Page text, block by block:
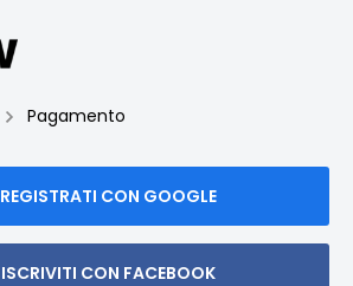
Pagamento
REGISTRATI CON GOOGLE
ISCRIVITI CON FACEBOOK